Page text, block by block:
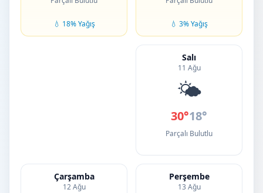
💧 18% Yağış 💧 3% Yağış
Salı
11 Ağu
🌤️
30°18°
Parçalı Bulutlu
Çarşamba
12 Ağu
Perşembe
13 Ağu